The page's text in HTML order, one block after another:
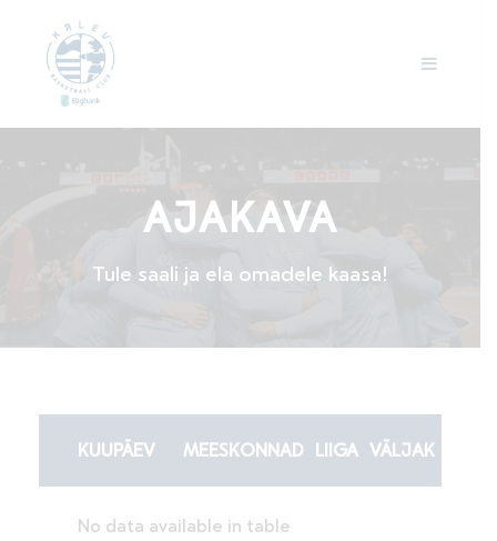
AJAKAVA
Tule saali ja ela omadele kaasa!
KUUPÄEV MEESKONNAD LIIGA VÄLJAK
No data available in table